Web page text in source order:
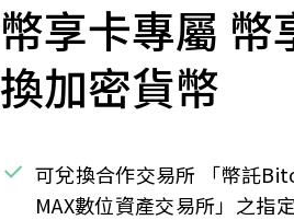
幣享卡專屬 幣
換加密貨幣
可兌換合作交易所 「幣託
MAX數位資產交易所」之指